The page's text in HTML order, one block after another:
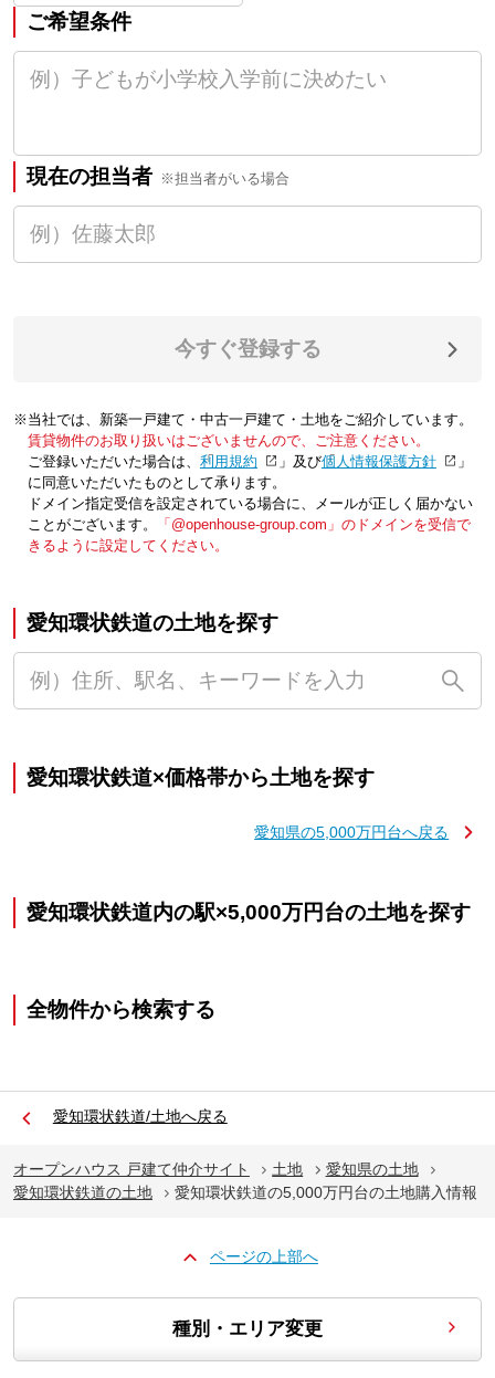
ご希望条件
現在の担当者 ※担当者がいる場合
今すぐ登録する
※当社では、新築一戸建て・中古一戸建て・土地をご紹介しています。
賃貸物件のお取り扱いはございませんので、ご注意ください。
ご登録いただいた場合は、「利用規約 」及び「個人情報保護方針
」
に同意いただいたものとして承ります。
ドメイン指定受信を設定されている場合に、メールが正しく届かない
ことがございます。
「@openhouse-group.com」のドメインを受信で
きるように設定してください。
愛知環状鉄道の土地を探す
愛知環状鉄道×価格帯から土地を探す
愛知県の5,000万円台へ戻る
愛知環状鉄道内の駅×5,000万円台の土地を探す
全物件から検索する
愛知環状鉄道/土地へ戻る
オープンハウス 戸建て仲介サイト 土地
愛知県の土地
愛知環状鉄道の土地
愛知環状鉄道の5,000万円台の土地購入情報
ページの上部へ
種別・エリア変更